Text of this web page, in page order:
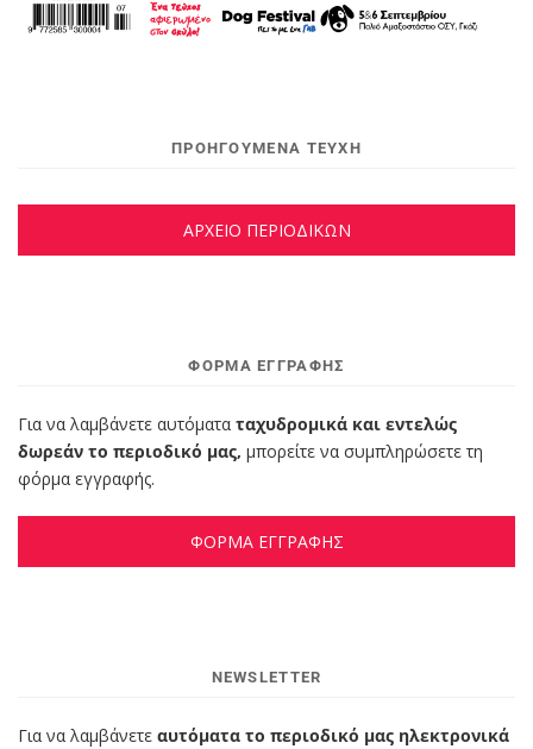
ΠΡΟΗΓΟΥΜΕΝΑ ΤΕΥΧΗ
ΑΡΧΕΙΟ ΠΕΡΙΟΔΙΚΩΝ
ΦΌΡΜΑ ΕΓΓΡΑΦΉΣ
Για να λαμβάνετε αυτόματα ταχυδρομικά και εντελώς
δωρεάν το περιοδικό μας, μπορείτε να συμπληρώσετε τη
φόρμα εγγραφής.
ΦΟΡΜΑ ΕΓΓΡΑΦΗΣ
NEWSLETTER
Για να λαμβάνετε αυτόματα το περιοδικό μας ηλεκτρονικά